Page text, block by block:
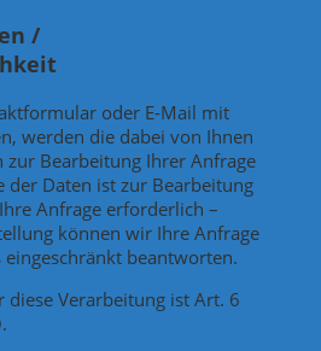
/
oder E-Mail mit
werden die dabei von Ihnen
zur Bearbeitung Ihrer Anfrage
der Daten ist zur Bearbeitung
Anfrage erforderlich –
können wir Ihre Anfrage
beantworten.
diese Verarbeitung ist Art. 6